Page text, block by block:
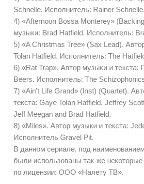
Schnelle. Исполнитель: Rainer Schnelle.
4) «Afternoon Bossa Monterey»
музыки: Brad Hatfield. Исполнитель:
5) «A Christmas Tree» (Sax Lead).
Tolan Hatfield. Исполнитель: The
6) «Rat Trap». Автор музыки и текста:
Beers. Исполнитель: The
7) «Ain’t Life Grand» (Inst) (Quartet).
текста: Gaye Tolan Hatfield, Jeffrey
Jeff Meegan and Brad Hatfield.
8) «Miles». Автор музыки и текста:
Исполнитель Gravel Pit.
В данном сериале, под
были использованы так-же
по лицензии: ООО «Налету ТВ».